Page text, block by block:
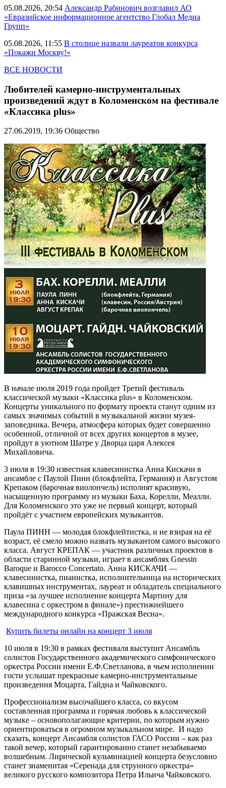
05.08.2026, 20:54 Александр Рабинович возглавил АО
«Евразийское информационное агентство Глобал Медиа
Групп»
05.08.2026, 11:55 В столице назвали лауреатов конкурса
«Покажи Москву!»
ВСЕ НОВОСТИ
Любителей камерно-инструментальных
произведений ждут в Коломенском на фестивале
«Классика plus»
27.06.2019, 19:36 Общество
В начале июля 2019 года пройдет Третий фестиваль
классической музыки «Классика plus» в Коломенском.
Концерты уникального по формату проекта станут одним из
самых значимых событий в музыкальной жизни музея-
заповедника. Вечера, атмосфера которых будет совершенно
особенной, отличной от всех других концертов в музее,
пройдут в уютном Шатре у Дворца царя Алексея
Михайловича.
3 июля в 19:30 известная клавесинистка Анна Кискачи в
ансамбле с Паулой Пинн (блокфлейта, Германия) и Августом
Крепаком (барочная виолончель) исполнят красивую,
насыщенную программу из музыки Баха, Корелли, Меалли.
Для Коломенского это уже не первый концерт, который
пройдёт с участием европейских музыкантов.
Паула ПИНН — молодая блокфлейтистка, и не взирая на её
возраст, её смело можно назвать музыкантом самого высокого
класса. Август КРЕПАК — участник различных проектов в
области старинной музыки, играет в ансамблях Gnessin
Baroque и Barocco Concertato. Анна КИСКАЧИ —
клавесинистка, пианистка, исполнительница на исторических
клавишных инструментах, лауреат и обладатель специального
приза «за лучшее исполнение концерта Мартину для
клавесина с оркестром в финале») престижнейшего
международного конкурса «Пражская Весна».
Купить билеты онлайн на концерт 3 июля
10 июля в 19:30 в рамках фестиваля выступит Ансамбль
солистов Государственного академического симфонического
оркестра России имени Е.Ф.Светланова, в чьем исполнении
гости услышат прекрасные камерно-инструментальные
произведения Моцарта, Гайдна и Чайковского.
Профессионализм высочайшего класса, со вкусом
составленная программа и горячая любовь к классической
музыке – основополагающие критерии, по которым нужно
ориентироваться в огромном музыкальном мире. И надо
сказать, концерт Ансамбля солистов ГАСО России – как раз
такой вечер, который гарантированно станет незабываемо
волшебным. Лирической кульминацией концерта безусловно
станет знаменитая «Серенада для струнного оркестра»
великого русского композитора Петра Ильича Чайковского.